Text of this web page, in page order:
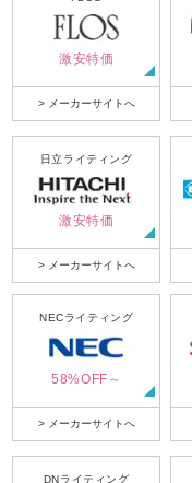
激安特価
> メーカーサイトへ
日立ライティング
激安特価
> メーカーサイトへ
NECライティング
58%OFF～
> メーカーサイトへ
DNライティング